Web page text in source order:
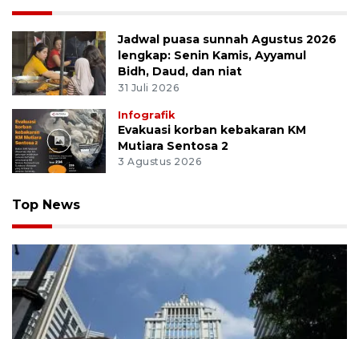
Jadwal puasa sunnah Agustus 2026
lengkap: Senin Kamis, Ayyamul
Bidh, Daud, dan niat
31 Juli 2026
Infografik
Evakuasi korban kebakaran KM
Mutiara Sentosa 2
3 Agustus 2026
Top News